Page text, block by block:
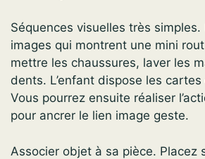
Séquences visuelles très simples.
images qui montrent une mini
mettre les chaussures, laver les
dents. L’enfant dispose les cartes
Vous pourrez ensuite réaliser
pour ancrer le lien image geste.
Associer objet à sa pièce. Placez